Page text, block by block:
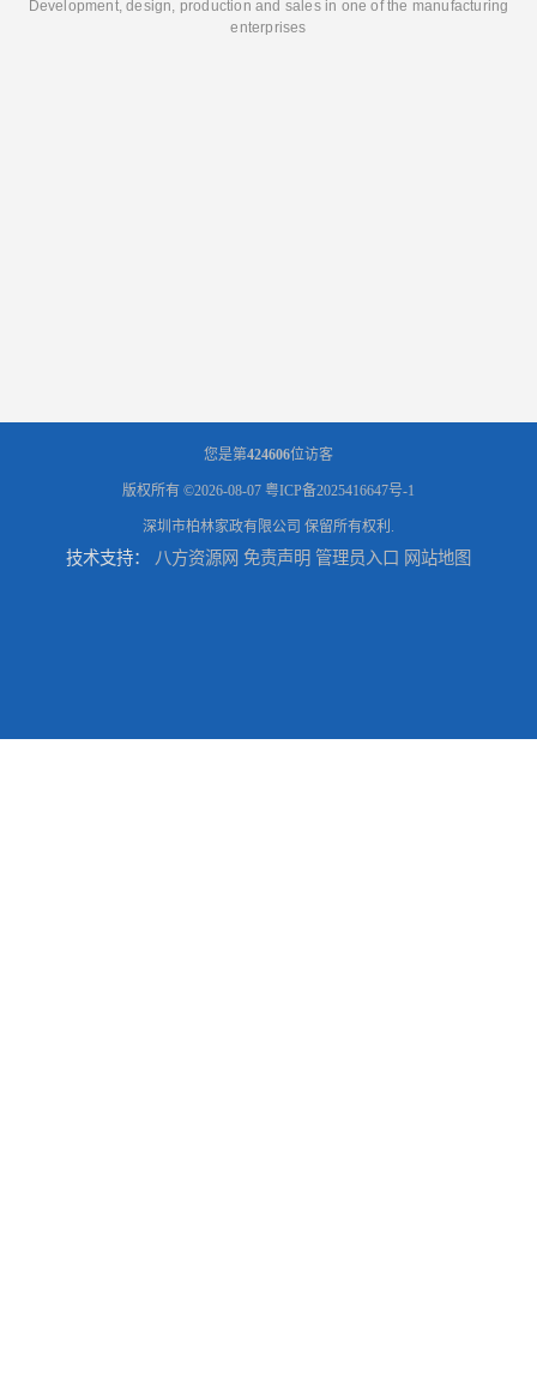
Development, design, production and sales in one of the manufacturing
enterprises
您是第424606位访客
版权所有 ©2026-08-07 粤ICP备2025416647号-1
深圳市柏林家政有限公司 保留所有权利.
技术支持： 八方资源网 免责声明 管理员入口 网站地图